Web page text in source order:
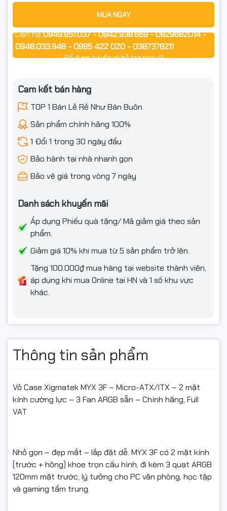
MUA NGAY
Liên hệ0949.851.037 - 0942.938.669 - 0829682014 -
0948.033.948 - 0985 422 020 - 0387378211
Để được tư vấn và hỗ trợ ngay!!!
Cam kết bán hàng
TOP 1 Bán Lẻ Rẻ Như Bán Buôn
Sản phẩm chính hãng 100%
1 Đổi 1 trong 30 ngày đầu
Bảo hành tại nhà nhanh gọn
Bảo vệ giá trong vòng 7 ngày
Danh sách khuyến mãi
Áp dụng Phiếu quà tặng/ Mã giảm giá theo sản
phẩm.
Giảm giá 10% khi mua từ 5 sản phẩm trở lên.
Tặng 100.000₫ mua hàng tại website thành viên,
áp dụng khi mua Online tại HN và 1 số khu vực
khác.
Thông tin sản phẩm
Vỏ Case Xigmatek MYX 3F – Micro-ATX/ITX – 2 mặt
kính cường lực – 3 Fan ARGB sẵn – Chính hãng, Full
VAT
Nhỏ gọn – đẹp mắt – lắp đặt dễ. MYX 3F có 2 mặt kính
(trước + hông) khoe trọn cấu hình, đi kèm 3 quạt ARGB
120mm mặt trước, lý tưởng cho PC văn phòng, học tập
và gaming tầm trung.
Build gaming tầm trung/entry
📦 Cam kết từ Ngọc Thọ Computer
Hàng Xigmatek chính hãng – Mới 100%
Xuất hóa đơn VAT đầy đủ
Đóng gói chắc chắn – giao hàng toàn quốc – tư vấn lắp đặt
tận tâm
#XigmatekMYX3F #CasePC #CaseGaming #MicroATX #ITX
#ARGB #TemperedGlass #FullVAT #NgocThoComputer